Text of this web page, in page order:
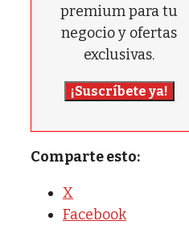
premium para tu
negocio y ofertas
exclusivas.
¡Suscríbete ya!
Comparte esto:
X
Facebook